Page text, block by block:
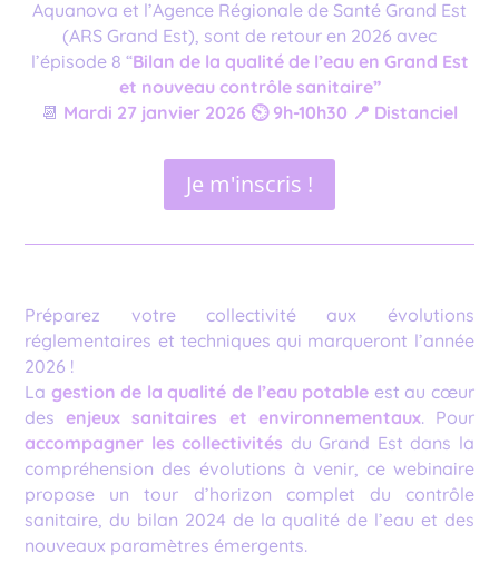
Aquanova et l’Agence Régionale de Santé Grand Est
(ARS Grand Est), sont de retour en 2026 avec
l’épisode 8 “Bilan de la qualité de l’eau en Grand Est
et nouveau contrôle sanitaire”
📆 Mardi 27 janvier 2026 ⏲️ 9h-10h30 📍 Distanciel
Je m'inscris !
Préparez votre collectivité aux évolutions
réglementaires et techniques qui marqueront l’année
2026 !
La gestion de la qualité de l’eau potable est au cœur
desenjeux sanitaires et environnementaux. Pour
accompagner les collectivités du Grand Est dans la
compréhension des évolutions à venir, ce webinaire
propose un tour d’horizon complet du contrôle
sanitaire, du bilan 2024 de la qualité de l’eau et des
nouveaux paramètres émergents.